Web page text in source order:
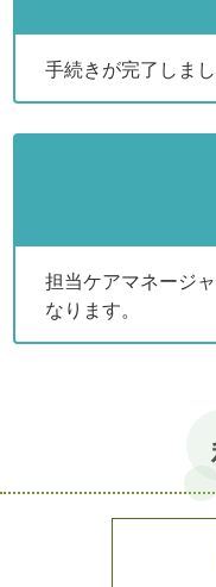
手続きが完了しま
担当ケアマネージ
なります。